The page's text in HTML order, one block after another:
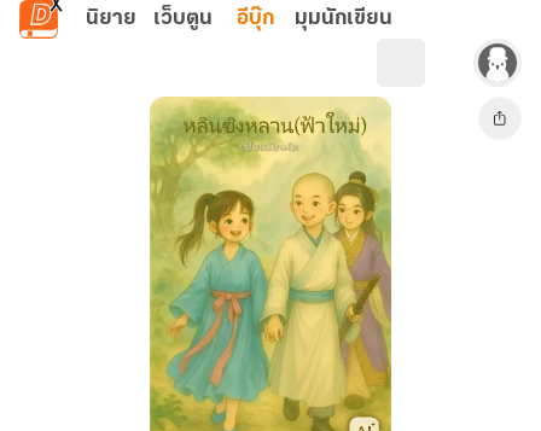
ข้ามไปยังเนื้อหาหลัก
นิยาย เว็บตูน อีบุ๊ก มุมนักเขียน